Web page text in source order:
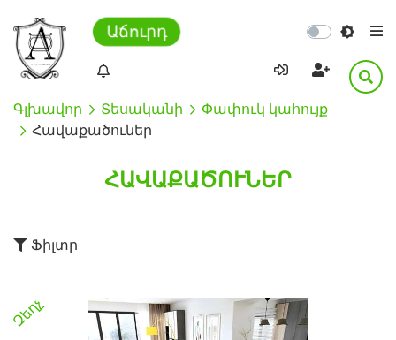
Աճուրդ
Գլխավոր Տեսականի
Փափուկ կահույք
Հավաքածուներ
ՀԱՎԱՔԱԾՈՒՆԵՐ
Ֆիլտր
Զեղչ